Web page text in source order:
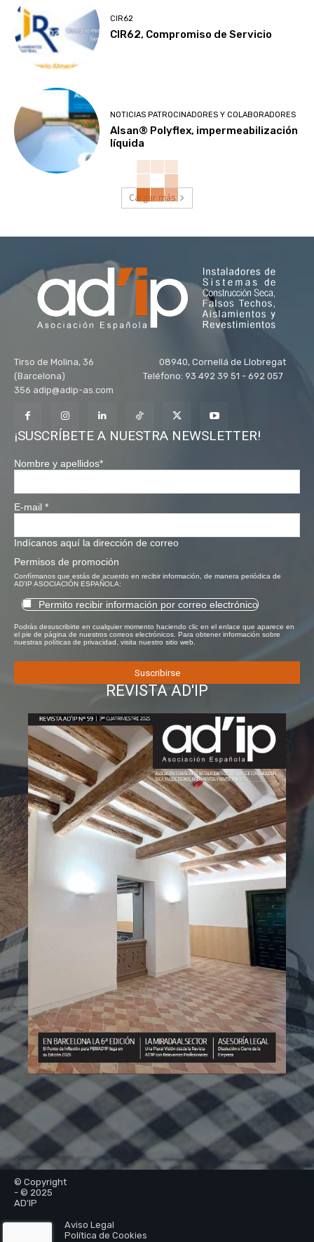
CIR62
CIR62, Compromiso de Servicio
NOTICIAS PATROCINADORES Y COLABORADORES
Alsan® Polyflex, impermeabilización
líquida
Cargar más
Tirso de Molina, 36 08940, Cornellá de Llobregat
(Barcelona) Teléfono: 93 492 39 51 - 692 057
356 adip@adip-as.com
¡SUSCRÍBETE A NUESTRA NEWSLETTER!
Nombre y apellidos*
E-mail *
Indícanos aquí la dirección de correo
Permisos de promoción
Confírmanos que estás de acuerdo en recibir información, de manera periódica de
AD'IP ASOCIACIÓN ESPAÑOLA:
Permito recibir información por correo electrónico
Podrás desuscribirte en cualquier momento haciendo clic en el enlace que aparece en
el pie de página de nuestros correos electrónicos. Para obtener información sobre
nuestras políticas de privacidad, visita nuestro sitio web.
REVISTA AD'IP
© Copyright
- © 2025
AD'IP
Aviso Legal
Política de Cookies